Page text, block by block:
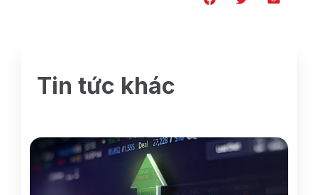
Tin tức khác